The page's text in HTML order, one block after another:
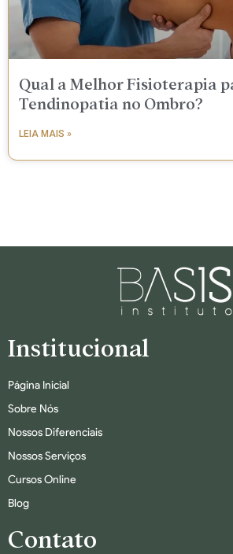
Qual a Melhor Fisioterapia
Tendinopatia no Ombro?
LEIA MAIS »
Institucional
Página Inicial
Sobre Nós
Nossos Diferenciais
Nossos Serviços
Cursos Online
Blog
Contato